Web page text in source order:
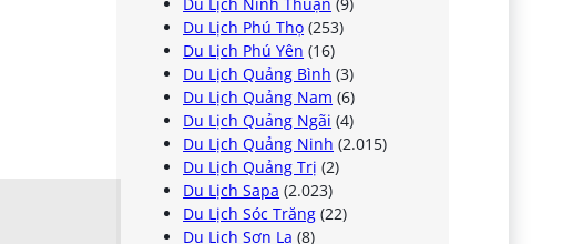
Du Lịch Phú Thọ (253)
Du Lịch Phú Yên (16)
Du Lịch Quảng Bình (3)
Du Lịch Quảng Nam (6)
Du Lịch Quảng Ngãi (4)
Du Lịch Quảng Ninh (2.015)
Du Lịch Quảng Trị (2)
Du Lịch Sapa (2.023)
Du Lịch Sóc Trăng (22)
Du Lịch Sơn La (8)